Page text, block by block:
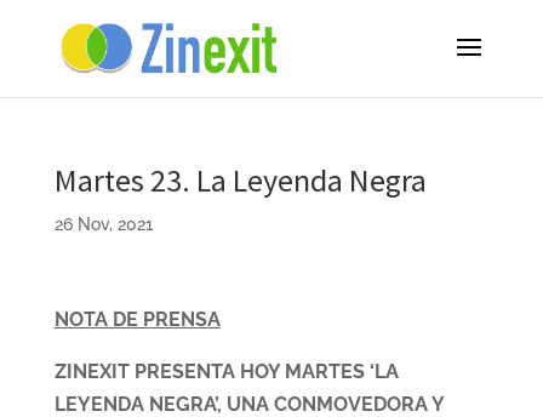
Martes 23. La Leyenda Negra
26 Nov, 2021
NOTA DE PRENSA
ZINEXIT PRESENTA HOY MARTES ‘LA
LEYENDA NEGRA’, UNA CONMOVEDORA Y